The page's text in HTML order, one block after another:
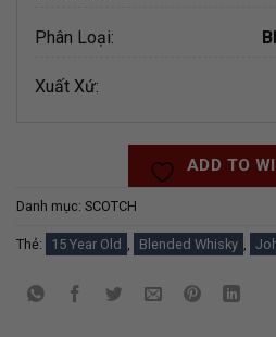
Phân Loại:
Xuất Xứ:
ADD TO
Danh mục: SCOTCH
Thẻ: 15 Year Old , Blended Whisky ,